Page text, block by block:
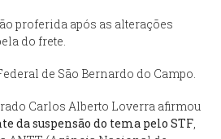
proferida após as alterações
do frete.
de São Bernardo do Campo.
Carlos Alberto Loverra afirmou
da suspensão do tema pelo STF